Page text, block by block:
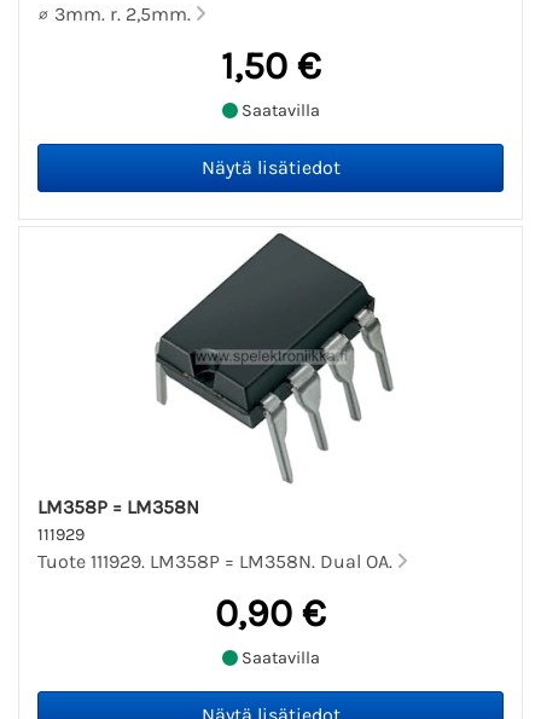
∅ 3mm. r. 2,5mm.
1,50 €
Saatavilla
LM358P = LM358N
111929
Tuote 111929. LM358P = LM358N. Dual OA.
0,90 €
Saatavilla